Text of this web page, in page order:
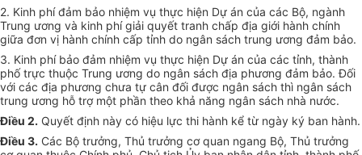
2. Kinh phí đảm bảo nhiệm vụ thực hiện Dự án của các Bộ, ngành
Trung ương và kinh phí giải quyết tranh chấp địa giới hành chính
giữa đơn vị hành chính cấp tỉnh do ngân sách trung ương đảm bảo.
3. Kinh phí bảo đảm nhiệm vụ thực hiện Dự án của các tỉnh, thành
phố trực thuộc Trung ương do ngân sách địa phương đảm bảo. Đối
với các địa phương chưa tự cân đối được ngân sách thì ngân sách
trung ương hỗ trợ một phần theo khả năng ngân sách nhà nước.
Điều 2. Quyết định này có hiệu lực thi hành kể từ ngày ký ban hành.
Điều 3. Các Bộ trưởng, Thủ trưởng cơ quan ngang Bộ, Thủ trưởng